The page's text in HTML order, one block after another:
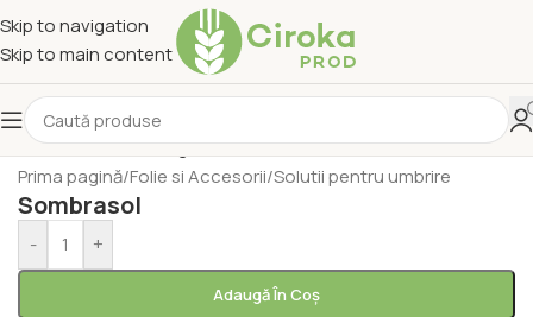
Skip to navigation
Skip to main content
Prima pagină/Folie si Accesorii/Solutii pentru umbrire
Sombrasol
- +
Adaugă În Coș